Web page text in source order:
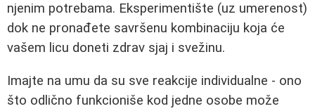
njenim potrebama. Eksperimentište (uz umerenost)
dok ne pronađete savršenu kombinaciju koja će
vašem licu doneti zdrav sjaj i svežinu.
Imajte na umu da su sve reakcije individualne - ono
što odlično funkcioniše kod jedne osobe može